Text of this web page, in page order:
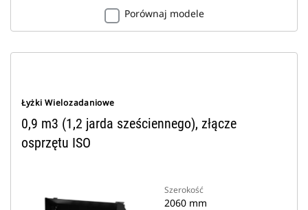
Porównaj modele
Łyżki Wielozadaniowe
0,9 m3 (1,2 jarda sześciennego), złącze
osprzętu ISO
Szerokość
2060 mm